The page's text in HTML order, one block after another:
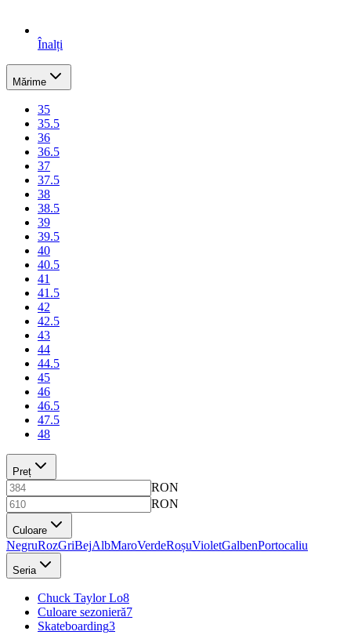
Înalți
Mărime
35
35.5
36
36.5
37
37.5
38
38.5
39
39.5
40
40.5
41
41.5
42
42.5
43
44
44.5
45
46
46.5
47.5
48
Preț
RON
RON
Culoare
NegruRozGriBejAlbMaroVerdeRoșuVioletGalbenPortocaliu
Seria
Chuck Taylor Lo8
Culoare sezonieră7
Skateboarding3